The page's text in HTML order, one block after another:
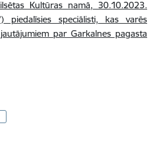
Kultūras namā, 30.10.2023.
piedalīsies speciālisti, kas varēs
par Garkalnes pagasta